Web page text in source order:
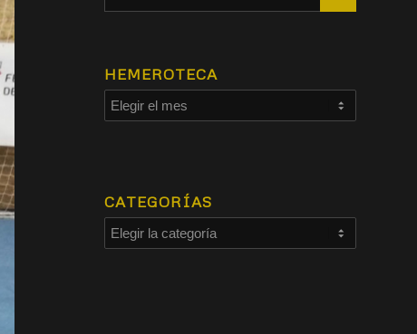
HEMEROTECA
CATEGORÍAS